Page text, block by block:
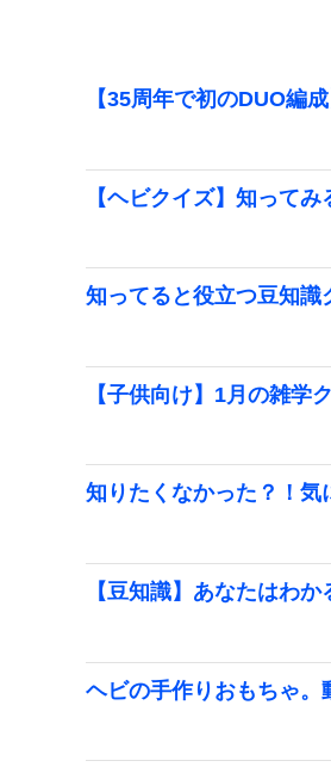
【35周年で初のDUO編
【ヘビクイズ】知って
知ってると役立つ豆知識
【子供向け】1月の雑学
知りたくなかった？！気
【豆知識】あなたはわ
ヘビの手作りおもちゃ。